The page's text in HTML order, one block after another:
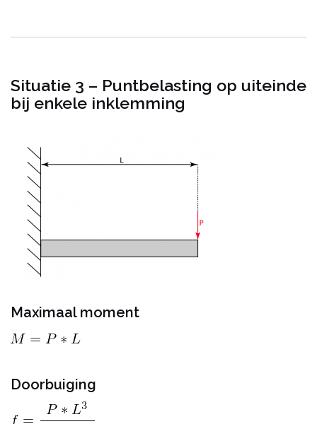
Situatie 3 – Puntbelasting op uiteinde
bij enkele inklemming
Maximaal moment
Doorbuiging